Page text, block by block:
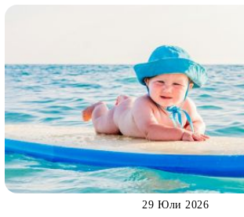
29 Юли 2026